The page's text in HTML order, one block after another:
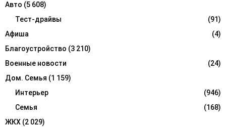
o
R
C
H
Авто (5 608)
Тест-драйвы
(91)
Афиша
(4)
Благоустройство (3 210)
Военные новости
(24)
Дом. Семья (1 159)
Интерьер
(946)
Семья
(168)
ЖКХ (2 029)